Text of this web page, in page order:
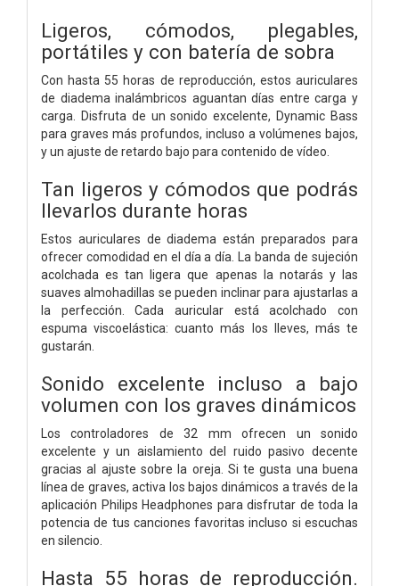
Ligeros, cómodos, plegables,
portátiles y con batería de sobra
Con hasta 55 horas de reproducción, estos auriculares
de diadema inalámbricos aguantan días entre carga y
carga. Disfruta de un sonido excelente, Dynamic Bass
para graves más profundos, incluso a volúmenes bajos,
y un ajuste de retardo bajo para contenido de vídeo.
Tan ligeros y cómodos que podrás
llevarlos durante horas
Estos auriculares de diadema están preparados para
ofrecer comodidad en el día a día. La banda de sujeción
acolchada es tan ligera que apenas la notarás y las
suaves almohadillas se pueden inclinar para ajustarlas a
la perfección. Cada auricular está acolchado con
espuma viscoelástica: cuanto más los lleves, más te
gustarán.
Sonido excelente incluso a bajo
volumen con los graves dinámicos
Los controladores de 32 mm ofrecen un sonido
excelente y un aislamiento del ruido pasivo decente
gracias al ajuste sobre la oreja. Si te gusta una buena
línea de graves, activa los bajos dinámicos a través de la
aplicación Philips Headphones para disfrutar de toda la
potencia de tus canciones favoritas incluso si escuchas
en silencio.
Hasta 55 horas de reproducción.